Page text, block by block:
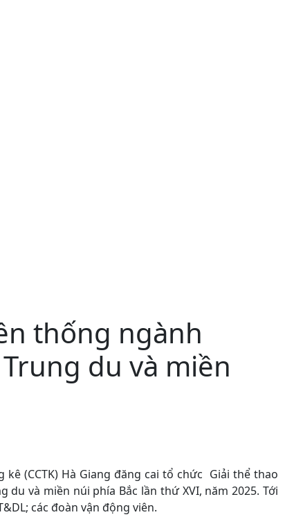
thống ngành
du và miền
kê (CCTK) Hà Giang đăng cai tổ chức Giải thể thao
và miền núi phía Bắc lần thứ XVI, năm 2025. Tới
các đoàn vận động viên.